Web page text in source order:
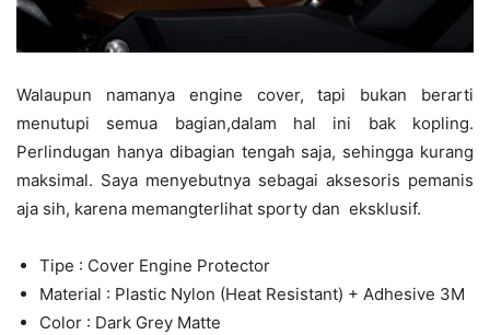
Walaupun namanya engine cover, tapi bukan berarti
menutupi semua bagian,dalam hal ini bak kopling.
Perlindugan hanya dibagian tengah saja, sehingga kurang
maksimal. Saya menyebutnya sebagai aksesoris pemanis
aja sih, karena memangterlihat sporty dan eksklusif.
Tipe : Cover Engine Protector
Material : Plastic Nylon (Heat Resistant) + Adhesive 3M
Color : Dark Grey Matte